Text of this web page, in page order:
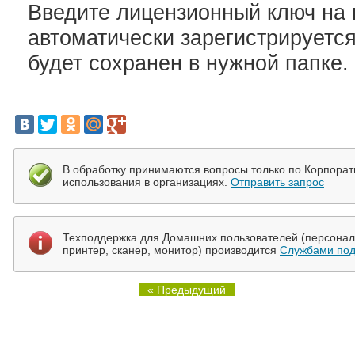
Введите лицензионный ключ
автоматически
будет сохранен в нужной папке.
В обработку принимаются вопросы только по
использования в организациях. Отправить запрос
Техподдержка для Домашних пользователей
принтер, сканер, монитор) производится Службами
« Предыдущий